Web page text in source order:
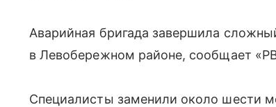
Аварийная бригада завершила
в Левобережном районе, сообщает
Специалисты заменили около шести